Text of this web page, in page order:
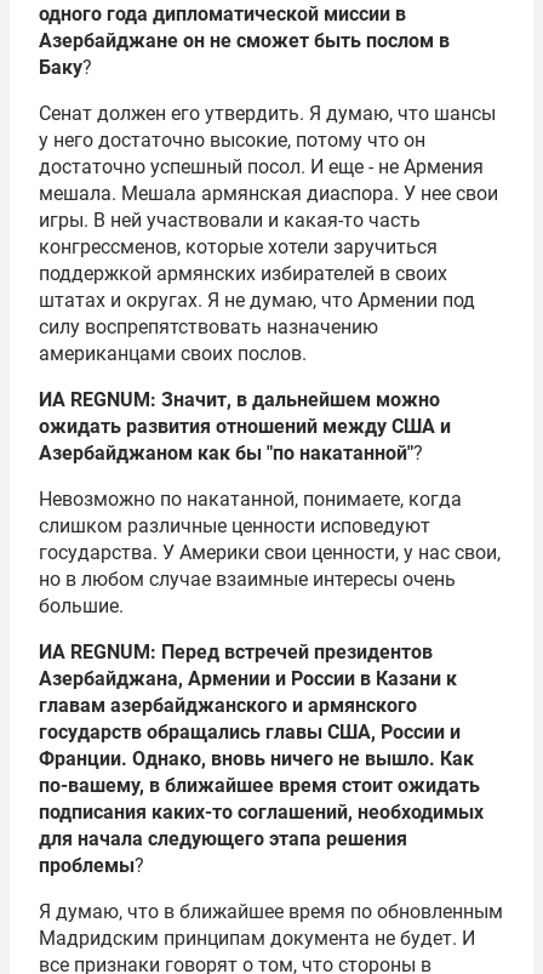
одного года дипломатической миссии в
Азербайджане он не сможет быть послом в
Баку?
Сенат должен его утвердить. Я думаю, что шансы
у него достаточно высокие, потому что он
достаточно успешный посол. И еще - не Армения
мешала. Мешала армянская диаспора. У нее свои
игры. В ней участвовали и какая-то часть
конгрессменов, которые хотели заручиться
поддержкой армянских избирателей в своих
штатах и округах. Я не думаю, что Армении под
силу воспрепятствовать назначению
американцами своих послов.
ИА REGNUM: Значит, в дальнейшем можно
ожидать развития отношений между США и
Азербайджаном как бы "по накатанной"?
Невозможно по накатанной, понимаете, когда
слишком различные ценности исповедуют
государства. У Америки свои ценности, у нас свои,
но в любом случае взаимные интересы очень
большие.
ИА REGNUM: Перед встречей президентов
Азербайджана, Армении и России в Казани к
главам азербайджанского и армянского
государств обращались главы США, России и
Франции. Однако, вновь ничего не вышло. Как
по-вашему, в ближайшее время стоит ожидать
подписания каких-то соглашений, необходимых
для начала следующего этапа решения
проблемы?
Я думаю, что в ближайшее время по обновленным
Мадридским принципам документа не будет. И
все признаки говорят о том, что стороны в